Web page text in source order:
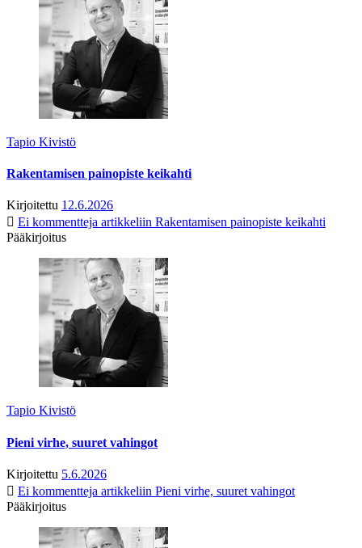
Tapio Kivistö
Rakentamisen painopiste keikahti
Kirjoitettu 12.6.2026
Ei kommentteja artikkeliin Rakentamisen painopiste keikahti
Pääkirjoitus
Tapio Kivistö
Pieni virhe, suuret vahingot
Kirjoitettu 5.6.2026
Ei kommentteja artikkeliin Pieni virhe, suuret vahingot
Pääkirjoitus